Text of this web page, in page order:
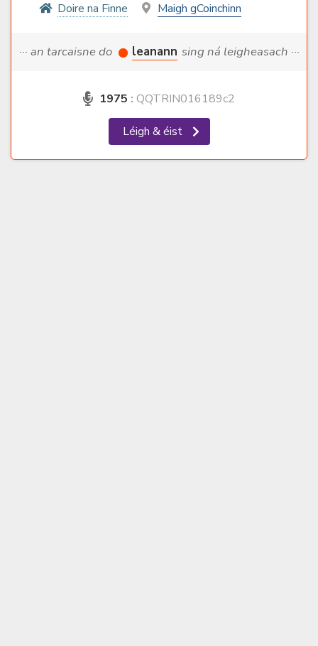
Doire na Finne
Maigh gCoinchinn
··· an tarcaisne do leanann sing ná leigheasach ···
1975 : QQTRIN016189c2
Léigh & éist